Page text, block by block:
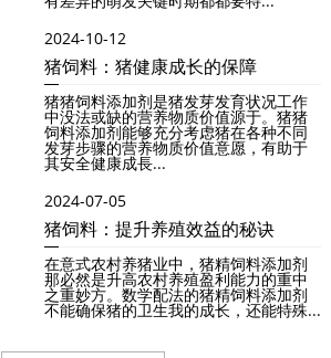
2024-10-12
猪饲料：猪健康成长的保障
猪猪饲料添加剂是猪发芽发育状况工作
中没法或缺的营养物质价值源于。猪猪
饲料添加剂能够充分考虑猪在各种不同
发芽步骤的营养物质价值意愿，有助于
其安全健康成長...
2024-07-05
猪饲料：提升养殖效益的秘诀
在意式农村养猪业中，猪精饲料添加剂
那必然是升高农村养殖盈利能力的重中
之重妙方。数学配法的猪精饲料添加剂
不能确保猪的卫生我的成长，还能特殊...